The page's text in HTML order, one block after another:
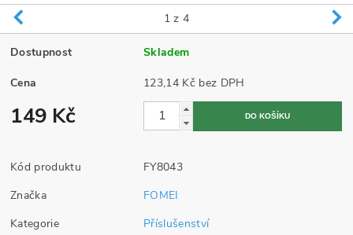
1 z 4
Dostupnost Skladem
Cena 123,14 Kč bez DPH
149 Kč
Kód produktu
FY8043
Značka
FOMEI
Kategorie
Příslušenství